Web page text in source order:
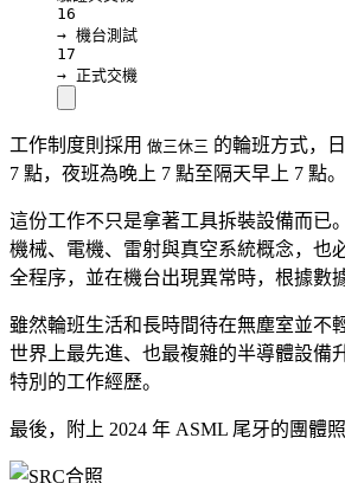
16
→ 機台測試
17
→ 正式交機
工作制度則採用 做三休三 的輪班方式，
7 點，夜班為晚上 7 點至隔天早上 7 點。
這份工作不只是拿著工具拆裝設備而已
機械、電機、雷射與真空系統概念，也
全程序，並在機台出現異常時，根據數
雖然輪班生活和長時間待在無塵室並不
世界上最先進、也最複雜的半導體設備
特別的工作經歷。
最後，附上 2024 年 ASML 尾牙的團體